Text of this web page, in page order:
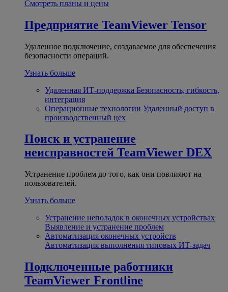
Смотреть планы и цены
Предприятие TeamViewer Tensor
Удаленное подключение, создаваемое для обеспечения
безопасности операций.
Узнать больше
Удаленная ИТ-поддержка Безопасность, гибкость,
интеграция
Операционные технологии Удаленный доступ в
производственный цех
Поиск и устранение
неисправностей TeamViewer DEX
Устранение проблем до того, как они повлияют на
пользователей.
Узнать больше
Устранение неполадок в оконечных устройствах
Выявление и устранение проблем
Автоматизация оконечных устройств
Автоматизация выполнения типовых ИТ-задач
Подключенные работники
TeamViewer Frontline